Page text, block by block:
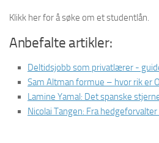
Klikk her for å søke om et studentlån.
Anbefalte artikler:
Deltidsjobb som privatlærer -
Sam Altman formue – hvor rik er
Lamine Yamal: Det spanske
Nicolai Tangen: Fra